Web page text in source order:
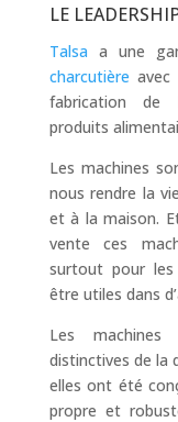
LE
Talsa a une
charcutière
fabrication de
produits
Les machines
nous rendre la
et à la maison.
vente ces
surtout pour les
être utiles dans
Les
distinctives de la
elles ont été
propre et